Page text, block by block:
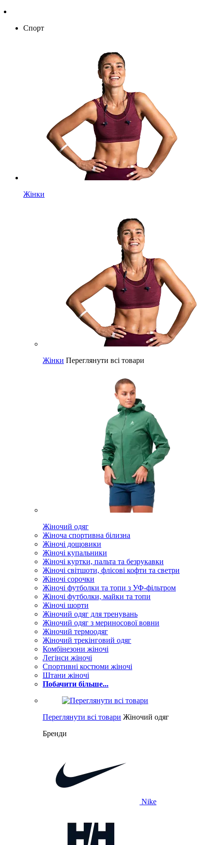
Спорт
Жінки
Жінки Переглянути всі товари
Жіночий одяг
Жіноча спортивна білизна
Жіночі дощовики
Жіночі купальники
Жіночі куртки, пальта та безрукавки
Жіночі світшоти, флісові кофти та светри
Жіночі сорочки
Жіночі футболки та топи з УФ-фільтром
Жіночі футболки, майки та топи
Жіночі шорти
Жіночий одяг для тренувань
Жіночий одяг з мериносової вовни
Жіночий термоодяг
Жіночий трекінговий одяг
Комбінезони жіночі
Легінси жіночі
Спортивні костюми жіночі
Штани жіночі
Побачити більше...
Переглянути всі товари Жіночий одяг
Бренди
Nike